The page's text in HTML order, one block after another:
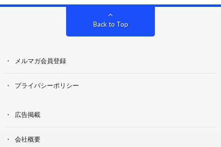
Back to Top
メルマガ会員登録
プライバシーポリシー
広告掲載
会社概要